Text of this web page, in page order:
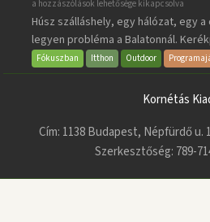
BalatonBIKE365
bejegyzéshez
a hozzászólások lehetősége kikapcsolva
Húsz szálláshely, egy hálózat, egy
legyen probléma a Balatonnál.
Fókuszban Itthon Outdoor
Kornétás
Cím: 1138 Budapest, Népfürdő u.
Szerkesztőség: 789-